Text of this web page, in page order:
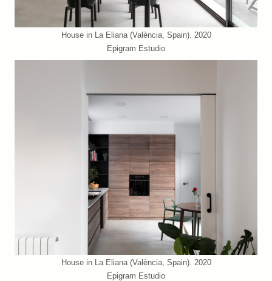
House in La Eliana (València, Spain). 2020
Epigram Estudio
House in La Eliana (València, Spain). 2020
Epigram Estudio